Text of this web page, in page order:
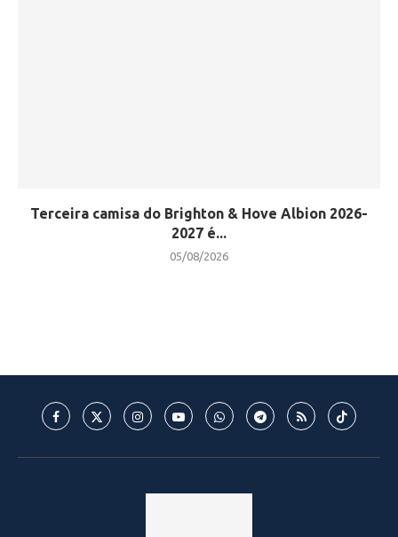
Terceira camisa do Brighton & Hove Albion 2026-
2027 é...
05/08/2026